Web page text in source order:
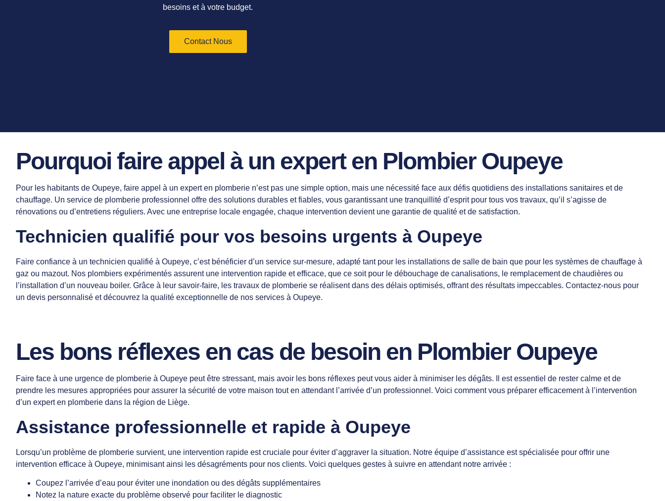
besoins et à votre budget.
Contact Nous
Pourquoi faire appel à un expert en Plombier Oupeye
Pour les habitants de Oupeye, faire appel à un expert en plomberie n’est pas une simple option, mais une nécessité face aux défis quotidiens des installations sanitaires et de
chauffage. Un service de plomberie professionnel offre des solutions durables et fiables, vous garantissant une tranquillité d’esprit pour tous vos travaux, qu’il s’agisse de
rénovations ou d’entretiens réguliers. Avec une entreprise locale engagée, chaque intervention devient une garantie de qualité et de satisfaction.
Technicien qualifié pour vos besoins urgents à Oupeye
Faire confiance à un technicien qualifié à Oupeye, c’est bénéficier d’un service sur-mesure, adapté tant pour les installations de salle de bain que pour les systèmes de chauffage à
gaz ou mazout. Nos plombiers expérimentés assurent une intervention rapide et efficace, que ce soit pour le débouchage de canalisations, le remplacement de chaudières ou
l’installation d’un nouveau boiler. Grâce à leur savoir-faire, les travaux de plomberie se réalisent dans des délais optimisés, offrant des résultats impeccables. Contactez-nous pour
un devis personnalisé et découvrez la qualité exceptionnelle de nos services à Oupeye.
Les bons réflexes en cas de besoin en Plombier Oupeye
Faire face à une urgence de plomberie à Oupeye peut être stressant, mais avoir les bons réflexes peut vous aider à minimiser les dégâts. Il est essentiel de rester calme et de
prendre les mesures appropriées pour assurer la sécurité de votre maison tout en attendant l’arrivée d’un professionnel. Voici comment vous préparer efficacement à l’intervention
d’un expert en plomberie dans la région de Liège.
Assistance professionnelle et rapide à Oupeye
Lorsqu’un problème de plomberie survient, une intervention rapide est cruciale pour éviter d’aggraver la situation. Notre équipe d’assistance est spécialisée pour offrir une
intervention efficace à Oupeye, minimisant ainsi les désagréments pour nos clients. Voici quelques gestes à suivre en attendant notre arrivée :
Coupez l’arrivée d’eau pour éviter une inondation ou des dégâts supplémentaires
Notez la nature exacte du problème observé pour faciliter le diagnostic